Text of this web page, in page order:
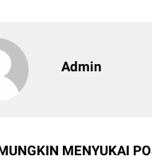
Admin
MENYUKAI